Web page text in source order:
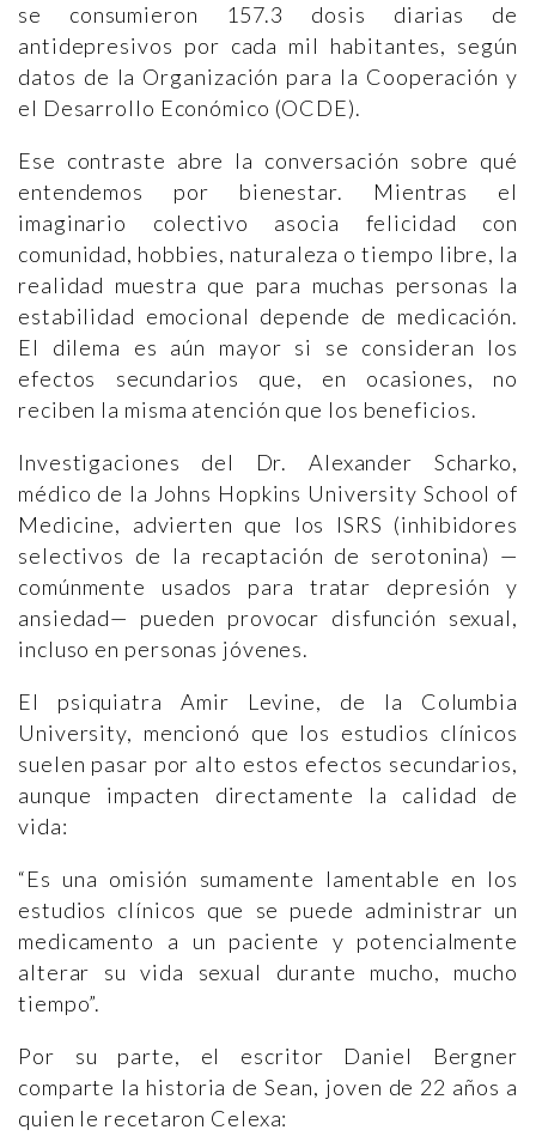
se consumieron 157.3 dosis diarias de
antidepresivos por cada mil habitantes, según
datos de la Organización para la Cooperación y
el Desarrollo Económico (OCDE).
Ese contraste abre la conversación sobre qué
entendemos por bienestar. Mientras el
imaginario colectivo asocia felicidad con
comunidad, hobbies, naturaleza o tiempo libre, la
realidad muestra que para muchas personas la
estabilidad emocional depende de medicación.
El dilema es aún mayor si se consideran los
efectos secundarios que, en ocasiones, no
reciben la misma atención que los beneficios.
Investigaciones del Dr. Alexander Scharko,
médico de la Johns Hopkins University School of
Medicine, advierten que los ISRS (inhibidores
selectivos de la recaptación de serotonina) —
comúnmente usados para tratar depresión y
ansiedad— pueden provocar disfunción sexual,
incluso en personas jóvenes.
El psiquiatra Amir Levine, de la Columbia
University, mencionó que los estudios clínicos
suelen pasar por alto estos efectos secundarios,
aunque impacten directamente la calidad de
vida:
“Es una omisión sumamente lamentable en los
estudios clínicos que se puede administrar un
medicamento a un paciente y potencialmente
alterar su vida sexual durante mucho, mucho
tiempo”.
Por su parte, el escritor Daniel Bergner
comparte la historia de Sean, joven de 22 años a
quien le recetaron Celexa: